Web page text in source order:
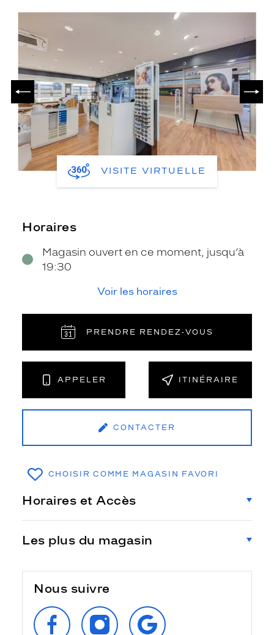
PRÉCÉDENT
VISITE VIRTUELLE
Horaires
Magasin ouvert en ce moment, jusqu’à
19:30
Voir les horaires
PRENDRE RENDEZ‑VOUS
APPELER ITINÉRAIRE
CONTACTER
CHOISIR COMME MAGASIN FAVORI
Horaires et Accès
Les plus du magasin
Nous suivre
SUIVEZ‑NOUS
SUR
FACEBOOK
SUIVEZ‑NOUS
SUR
INSTAGRAM
RETROUVEZ‑NOUS
SUR
GOOGLE